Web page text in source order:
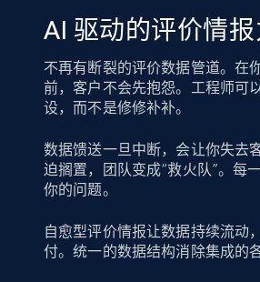
AI 驱动的评价情
不再有断裂的评价数据管道。在
前，客户不会先抱怨。工程师可
设，而不是修修补补。
数据馈送一旦中断，会让你失去
迫搁置，团队变成“救火队”。每
你的问题。
自愈型评价情报让数据持续流动
付。统一的数据结构消除集成的